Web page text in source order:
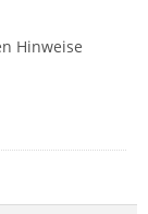
Hinweise